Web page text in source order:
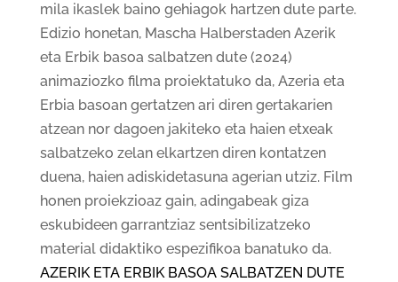
mila ikaslek baino gehiagok hartzen dute parte.
Edizio honetan, Mascha Halberstaden Azerik
eta Erbik basoa salbatzen dute (2024)
animaziozko filma proiektatuko da, Azeria eta
Erbia basoan gertatzen ari diren gertakarien
atzean nor dagoen jakiteko eta haien etxeak
salbatzeko zelan elkartzen diren kontatzen
duena, haien adiskidetasuna agerian utziz. Film
honen proiekzioaz gain, adingabeak giza
eskubideen garrantziaz sentsibilizatzeko
material didaktiko espezifikoa banatuko da.
AZERIK ETA ERBIK BASOA SALBATZEN DUTE